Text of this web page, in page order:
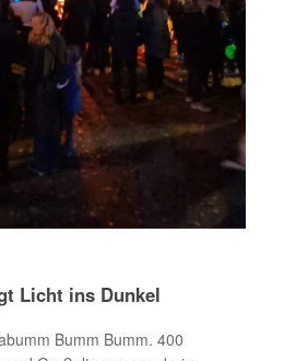
Licht ins Dunkel
Bumm Bumm. 400